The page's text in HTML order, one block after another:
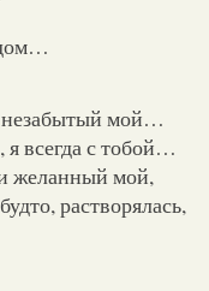
мой…
я всегда с тобой…
желанный мой,
растворялась,